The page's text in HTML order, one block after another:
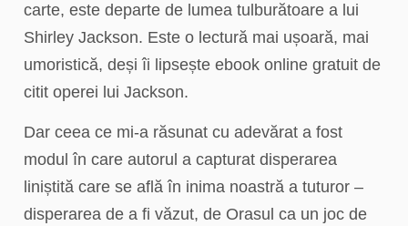
carte, este departe de lumea tulburătoare a lui
Shirley Jackson. Este o lectură mai ușoară, mai
umoristică, deși îi lipsește ebook online gratuit de
citit operei lui Jackson.
Dar ceea ce mi-a răsunat cu adevărat a fost
modul în care autorul a capturat disperarea
liniștită care se află în inima noastră a tuturor –
disperarea de a fi văzut, de Orasul ca un joc de